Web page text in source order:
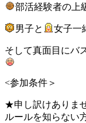
部活経験者の上
男子と 女子一
そして真面目にバ
<参加条件＞
★申し訳けありま
ルールを知らない